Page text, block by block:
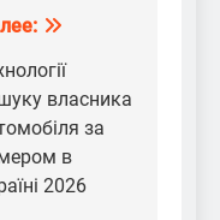
власника
за
в
2026